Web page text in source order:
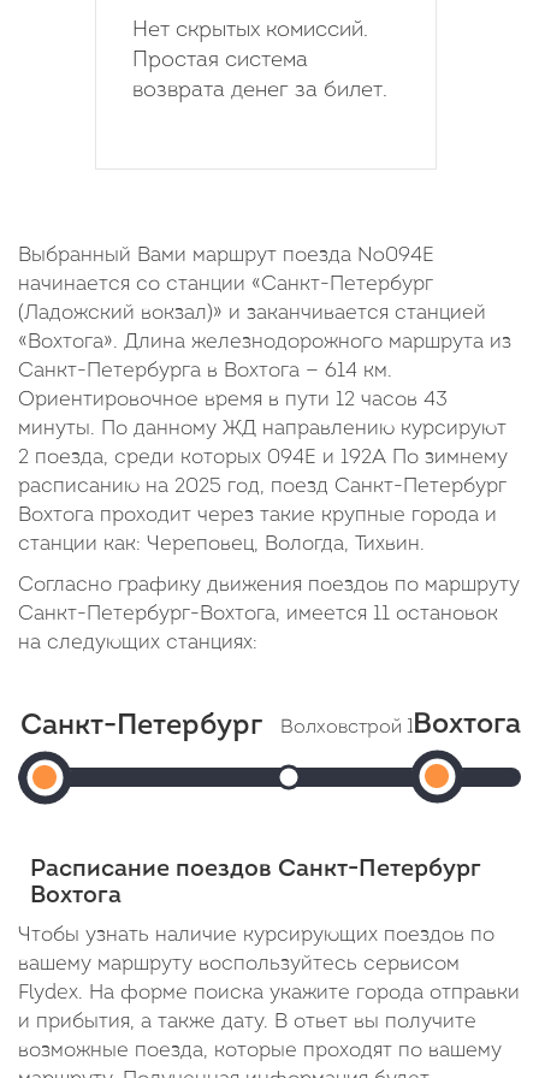
Нет скрытых комиссий.
Простая система
возврата денег за билет.
Выбранный Вами маршрут поезда №094Е
начинается со станции «Санкт-Петербург
(Ладожский вокзал)» и заканчивается станцией
«Вохтога». Длина железнодорожного маршрута из
Санкт-Петербурга в Вохтога — 614 км.
Ориентировочное время в пути 12 часов 43
минуты. По данному ЖД направлению курсируют
2 поезда, среди которых 094Е и 192А По зимнему
расписанию на 2025 год, поезд Санкт-Петербург
Вохтога проходит через такие крупные города и
станции как: Череповец, Вологда, Тихвин.
Согласно графику движения поездов по маршруту
Санкт-Петербург-Вохтога, имеется 11 остановок
на следующих станциях:
Санкт-Петербург
Санкт-
Петербург
вокзал)
Отправление:
16:45
Волховстрой 1
Прибытие: 18:43
Отправление: 18:52
В пути: 1 час 58 минут
Тихвин
Вохтога
В
пути:
12
часов
43
Расписание поездов Санкт-Петербург
Вохтога
Чтобы узнать наличие курсирующих поездов по
вашему маршруту воспользуйтесь сервисом
Flydex. На форме поиска укажите города отправки
и прибытия, а также дату. В ответ вы получите
возможные поезда, которые проходят по вашему